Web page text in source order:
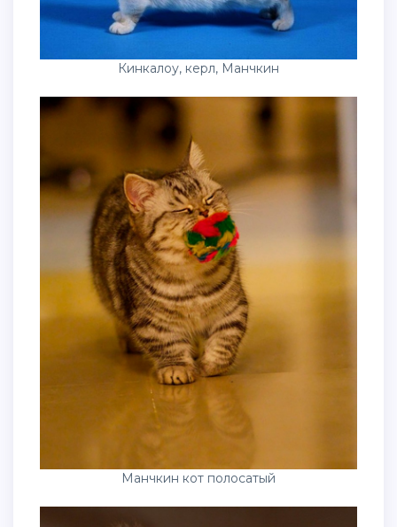
Кинкалоу, керл, Манчкин
Манчкин кот полосатый